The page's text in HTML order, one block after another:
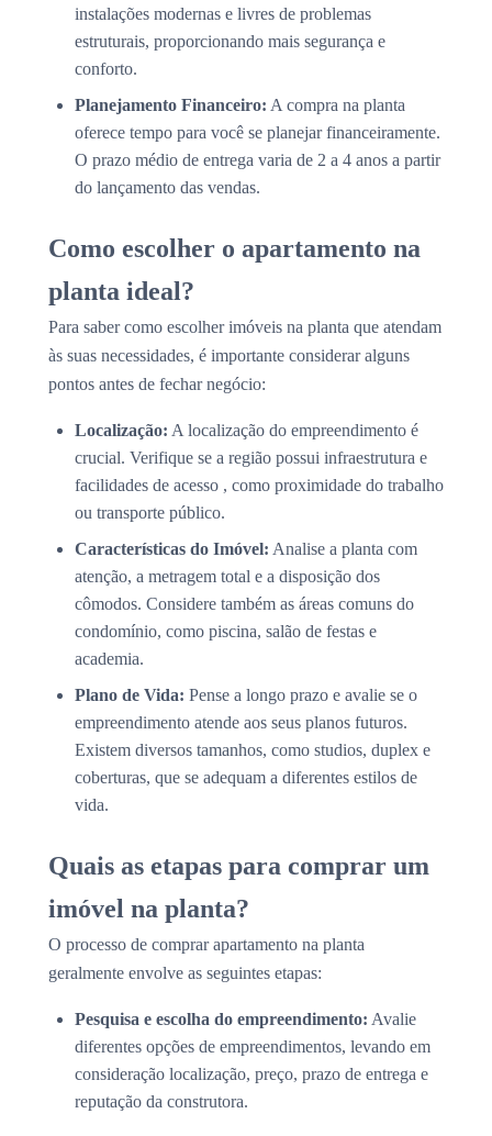
instalações modernas e livres de problemas
estruturais, proporcionando mais segurança e
conforto.
Planejamento Financeiro: A compra na planta
oferece tempo para você se planejar financeiramente.
O prazo médio de entrega varia de 2 a 4 anos a partir
do lançamento das vendas.
Como escolher o apartamento na
planta ideal?
Para saber como escolher imóveis na planta que atendam
às suas necessidades, é importante considerar alguns
pontos antes de fechar negócio:
Localização: A localização do empreendimento é
crucial. Verifique se a região possui infraestrutura e
facilidades de acesso , como proximidade do trabalho
ou transporte público.
Características do Imóvel: Analise a planta com
atenção, a metragem total e a disposição dos
cômodos. Considere também as áreas comuns do
condomínio, como piscina, salão de festas e
academia.
Plano de Vida: Pense a longo prazo e avalie se o
empreendimento atende aos seus planos futuros.
Existem diversos tamanhos, como studios, duplex e
coberturas, que se adequam a diferentes estilos de
vida.
Quais as etapas para comprar um
imóvel na planta?
O processo de comprar apartamento na planta
geralmente envolve as seguintes etapas:
Pesquisa e escolha do empreendimento: Avalie
diferentes opções de empreendimentos, levando em
consideração localização, preço, prazo de entrega e
reputação da construtora.